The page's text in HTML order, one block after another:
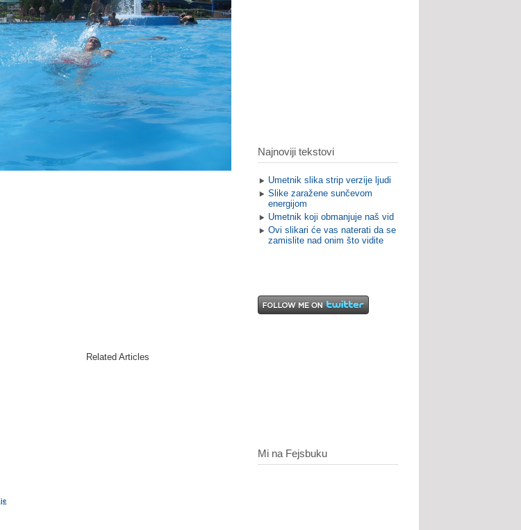
Related Articles
Najnoviji tekstovi
Umetnik slika strip verzije ljudi
Slike zaražene sunčevom
energijom
Umetnik koji obmanjuje naš vid
Ovi slikari će vas naterati da se
zamislite nad onim što vidite
Mi na Fejsbuku